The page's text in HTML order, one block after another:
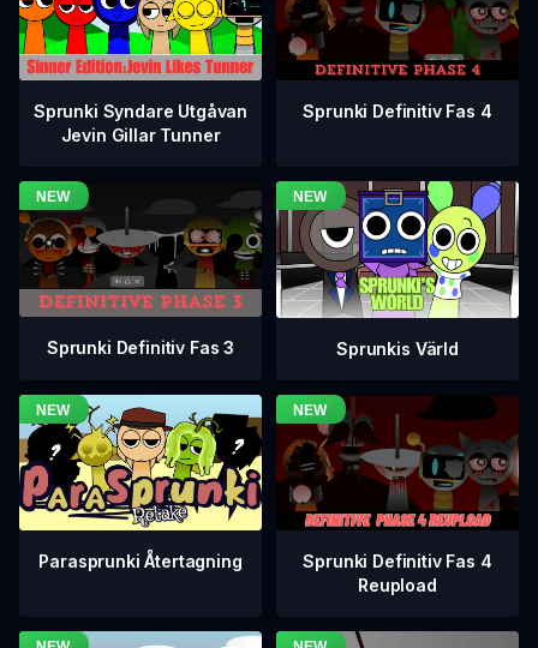
Sprunki Syndare Utgåvan
Jevin Gillar Tunner
Sprunki Definitiv Fas 4
Sprunki Definitiv Fas 3 Sprunkis Värld
Parasprunki Återtagning
Sprunki Definitiv Fas 4
Reupload